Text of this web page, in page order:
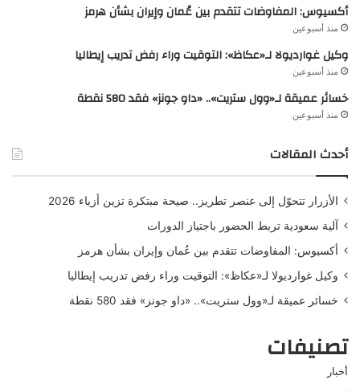
أكسيوس: المفاوضات تتقدم بين عُمان وإيران بشأن هرمز
منذ أسبوعين
وكيل غوارديولا لـ«عكاظ»: التوقيت وراء رفض تدريب إيطاليا
منذ أسبوعين
خسائر عميقة لـ«وول ستريت».. «داو جونز» فقد 580 نقطة
منذ أسبوعين
أحدث المقالات
الأزرار تتحوّل إلى عنصر تطريز.. صيحة مبتكرة تزين أزياء 2026
آلية سعودية تربط الحضور باجتياز الدورات
أكسيوس: المفاوضات تتقدم بين عُمان وإيران بشأن هرمز
وكيل غوارديولا لـ«عكاظ»: التوقيت وراء رفض تدريب إيطاليا
خسائر عميقة لـ«وول ستريت».. «داو جونز» فقد 580 نقطة
تصنيفات
أخبار